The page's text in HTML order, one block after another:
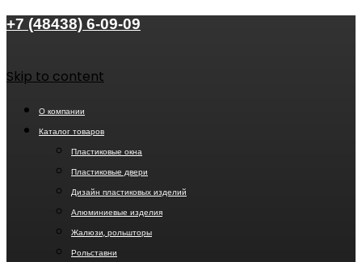
+7 (48438) 6-09-09
Skip to content
О компании
Каталог товаров
Пластиковые окна
Пластиковые двери
Дизайн пластиковых изделий
Алюминиевые изделия
Жалюзи, рольшторы
Рольставни